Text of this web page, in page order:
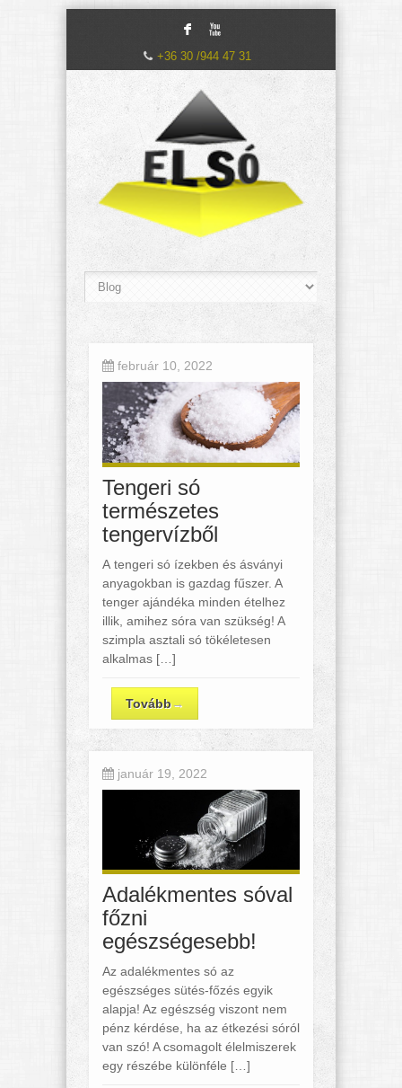
F X
+36 30 /944 47 31
február 10, 2022
Tengeri só
természetes
tengervízből
A tengeri só ízekben és ásványi
anyagokban is gazdag fűszer. A
tenger ajándéka minden ételhez
illik, amihez sóra van szükség! A
szimpla asztali só tökéletesen
alkalmas […]
Tovább→
január 19, 2022
Adalékmentes sóval
főzni
egészségesebb!
Az adalékmentes só az
egészséges sütés-főzés egyik
alapja! Az egészség viszont nem
pénz kérdése, ha az étkezési sóról
van szó! A csomagolt élelmiszerek
egy részébe különféle […]